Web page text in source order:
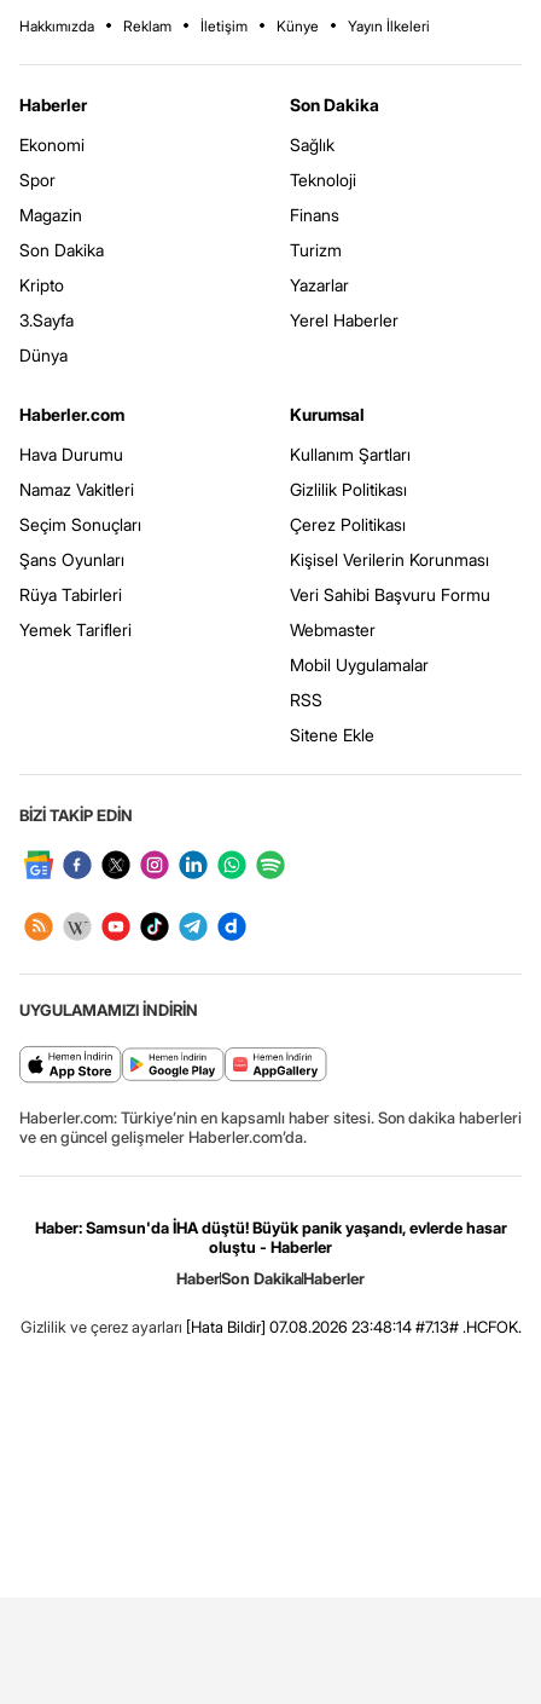
Hakkımızda Reklam İletişim Künye Yayın İlkeleri
Haberler
Ekonomi
Spor
Magazin
Son Dakika
Kripto
3.Sayfa
Dünya
Son Dakika
Sağlık
Teknoloji
Finans
Turizm
Yazarlar
Yerel Haberler
Haberler.com
Hava Durumu
Namaz Vakitleri
Seçim Sonuçları
Şans Oyunları
Rüya Tabirleri
Yemek Tarifleri
Kurumsal
Kullanım Şartları
Gizlilik Politikası
Çerez Politikası
Kişisel Verilerin Korunması
Veri Sahibi Başvuru Formu
Webmaster
Mobil Uygulamalar
RSS
Sitene Ekle
BİZİ TAKİP EDİN
UYGULAMAMIZI İNDİRİN
Haberler.com: Türkiye’nin en kapsamlı haber sitesi. Son dakika haberleri
ve en güncel gelişmeler Haberler.com’da.
Haber: Samsun'da İHA düştü! Büyük panik yaşandı, evlerde hasar
oluştu - Haberler
HaberSon DakikaHaberler
Gizlilik ve çerez ayarları [Hata Bildir] 07.08.2026 23:48:14 #7.13# .HCFOK.